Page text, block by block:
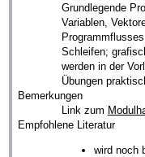
Grundlegende
Variablen,
Schleifen;
werden in der
Übungen
Bemerkungen
Link zum
Empfohlene Literatur
wird noch